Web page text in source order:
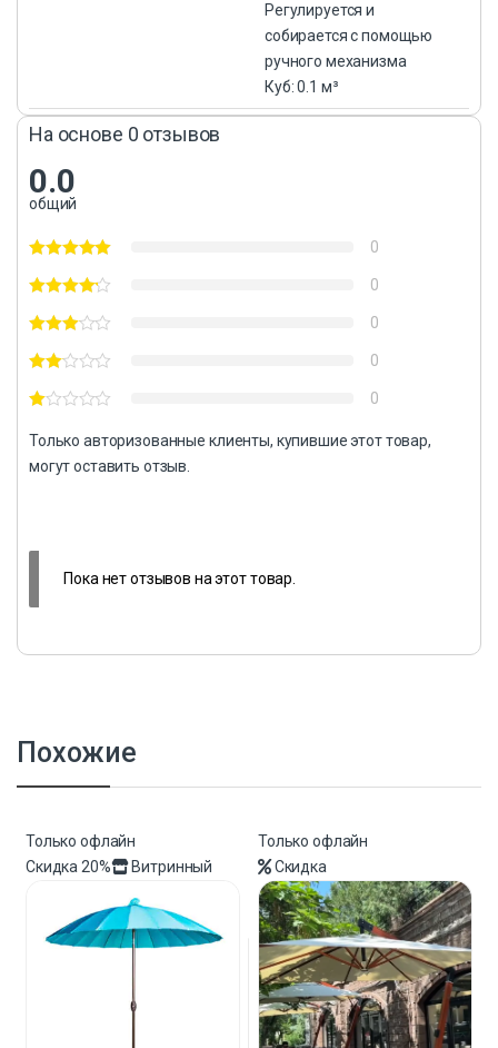
Регулируется и
собирается с помощью
ручного механизма
Куб: 0.1 м³
На основе 0 отзывов
0.0
общий
0
0
0
0
0
Только авторизованные клиенты, купившие этот товар,
могут оставить отзыв.
Пока нет отзывов на этот товар.
Похожие
Только офлайн
Скидка 20% Витринный
Только офлайн
Скидка